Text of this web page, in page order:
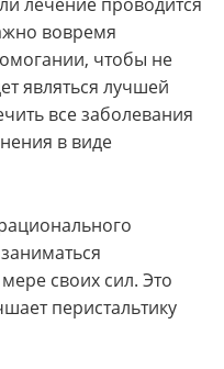
вовремя
чтобы не
являться лучшей
все заболевания
в виде
своих сил. Это
перистальтику